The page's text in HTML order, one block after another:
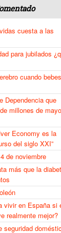
cuesta a las
para jubilados
cuando bebes
Dependencia que
millones de
Economy es la
del siglo XXI”
de noviembre
más que la
vivir en España si
realmente mejor?
seguridad